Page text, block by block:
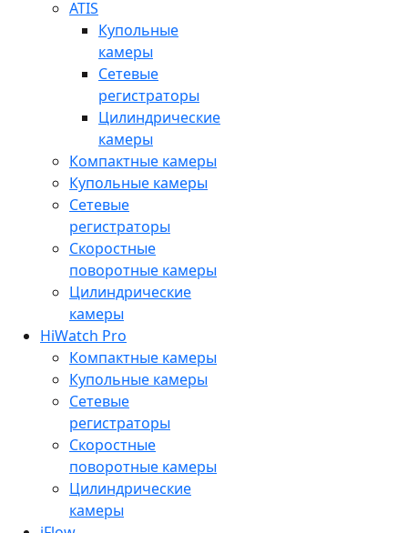
ATIS
Купольные
камеры
Сетевые
регистраторы
Цилиндрические
камеры
Компактные камеры
Купольные камеры
Сетевые
регистраторы
Скоростные
поворотные камеры
Цилиндрические
камеры
HiWatch Pro
Компактные камеры
Купольные камеры
Сетевые
регистраторы
Скоростные
поворотные камеры
Цилиндрические
камеры